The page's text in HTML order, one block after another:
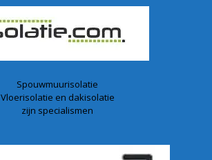
Spouwmuurisolatie
Vloerisolatie en dakisolatie
zijn specialismen